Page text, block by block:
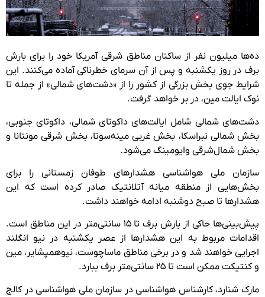
ده‌ها میلیون نفر از ساکنان مناطق شرقی آمریکا خود را برای بارش
برف در روز یکشنبه و پس از آن سرمای خطرناکی آماده می‌کنند. این
شرایط جوی بخش بزرگی از کشور را از «دشت‌های شمالی» از جمله تا
نوک ایالت مین، در بر خواهد گرفت.
دشت‌های شمالی شامل ایالت‌های داکوتای شمالی، داکوتای جنوبی،
بخش شمالی نبراسکا، بخش غربی مینه‌سوتا، بخش شرقی مونتانا و
بخش شمال‌شرقی وایومینگ می‌شود.
سازمان ملی هواشناسی هشدارهای طوفان زمستانی را برای
بخش‌هایی از منطقه میانه آتلانتیک صادر کرده است که این
هشدارها تا صبح دوشنبه ادامه خواهند داشت.
پیش‌بینی‌ها حاکی از بارش برف تا ۱۵ سانتی‌متر در این مناطق است.
اقدامات مربوط به این هشدارها از عصر یکشنبه در نیو انگلند
اجرایی خواهند شد و در برخی مناطق ماساچوست، نیوهمپشایر، مین
و کنتیکت ممکن است تا ۲۵ سانتی‌متر برف ببارد.
مارک شنارد، کارشناس هواشناسی در سازمان ملی هواشناسی در کالج